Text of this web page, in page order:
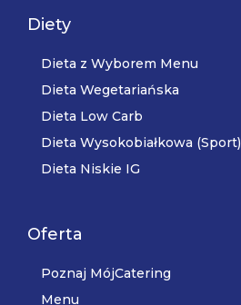
Diety
Dieta z Wyborem Menu
Dieta Wegetariańska
Dieta Low Carb
Dieta Wysokobiałkowa (Sport)
Dieta Niskie IG
Oferta
Poznaj MójCatering
Menu